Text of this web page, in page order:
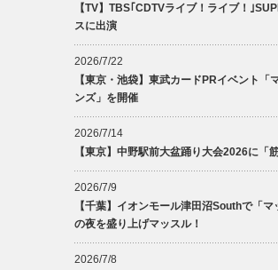
【TV】TBS｢CDTVライブ！ライブ！｣
スに出演
2026/7/22
【東京・池袋】東武カードPRイベント「
ンズ」を開催
2026/7/14
【東京】中野駅前大盆踊り大会2026に「
2026/7/9
【千葉】イオンモール津田沼Southで「
の夜を盛り上げマッスル！
2026/7/8